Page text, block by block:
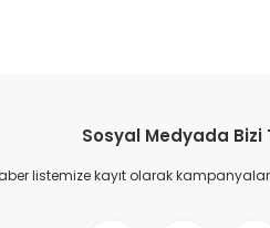
Sosyal Medyada Bizi
listemize kayıt olarak